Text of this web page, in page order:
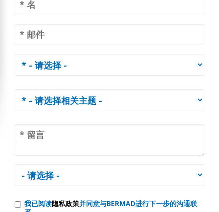
我已阅读隐私政策并同意与BERMAD进行下一步的沟通联